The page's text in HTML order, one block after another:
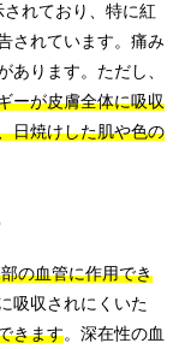
れており、特に紅
されています。痛み
あります。ただし、
ーが皮膚全体に吸収
日焼けした肌や色の
の血管に作用でき
吸収されにくいた
きます。深在性の血